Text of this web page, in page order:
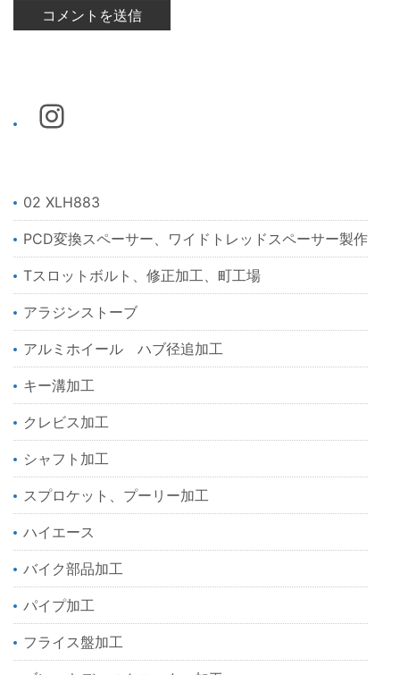
02 XLH883
PCD変換スペーサー、ワイドトレッドスペーサー製作
Tスロットボルト、修正加工、町工場
アラジンストーブ
アルミホイール ハブ径追加工
キー溝加工
クレビス加工
シャフト加工
スプロケット、プーリー加工
ハイエース
バイク部品加工
パイプ加工
フライス盤加工